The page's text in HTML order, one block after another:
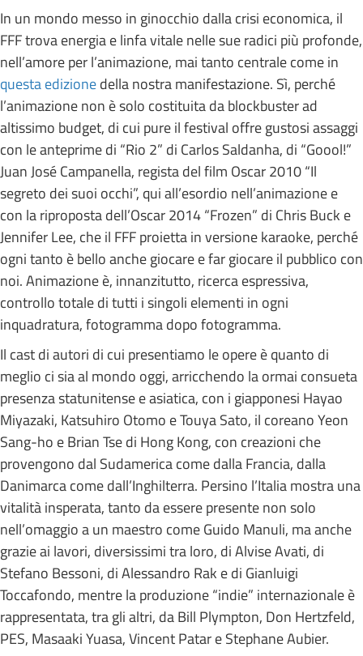
In un mondo messo in ginocchio dalla crisi economica, il
FFF trova energia e linfa vitale nelle sue radici più profonde,
nell’amore per l’animazione, mai tanto centrale come in
questa edizionedella nostra manifestazione. Sì, perché
l’animazione non è solo costituita da blockbuster ad
altissimo budget, di cui pure il festival offre gustosi assaggi
con le anteprime di “Rio 2” di Carlos Saldanha, di “Goool!”
Juan José Campanella, regista del film Oscar 2010 “Il
segreto dei suoi occhi”, qui all’esordio nell’animazione e
con la riproposta dell’Oscar 2014 “Frozen” di Chris Buck e
Jennifer Lee, che il FFF proietta in versione karaoke, perché
ogni tanto è bello anche giocare e far giocare il pubblico con
noi. Animazione è, innanzitutto, ricerca espressiva,
controllo totale di tutti i singoli elementi in ogni
inquadratura, fotogramma dopo fotogramma.
Il cast di autori di cui presentiamo le opere è quanto di
meglio ci sia al mondo oggi, arricchendo la ormai consueta
presenza statunitense e asiatica, con i giapponesi Hayao
Miyazaki, Katsuhiro Otomo e Touya Sato, il coreano Yeon
Sang-ho e Brian Tse di Hong Kong, con creazioni che
provengono dal Sudamerica come dalla Francia, dalla
Danimarca come dall’Inghilterra. Persino l’Italia mostra una
vitalità insperata, tanto da essere presente non solo
nell’omaggio a un maestro come Guido Manuli, ma anche
grazie ai lavori, diversissimi tra loro, di Alvise Avati, di
Stefano Bessoni, di Alessandro Rak e di Gianluigi
Toccafondo, mentre la produzione “indie” internazionale è
rappresentata, tra gli altri, da Bill Plympton, Don Hertzfeld,
PES, Masaaki Yuasa, Vincent Patar e Stephane Aubier.